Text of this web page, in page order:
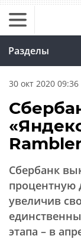
Разделы
30 окт 2020 09:36
Сбербанк
процентную
увеличив
этапа – в